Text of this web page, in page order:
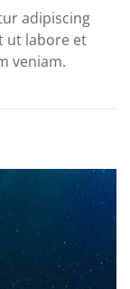
adipiscing
ut labore et
veniam.